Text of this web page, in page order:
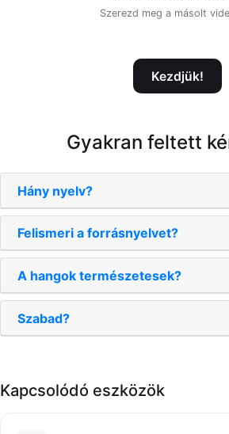
Szerezd meg a másolt
Kezdjük!
Gyakran feltett
Hány nyelv?
Felismeri a forrásnyelvet?
A hangok természetesek?
Szabad?
Kapcsolódó eszközök